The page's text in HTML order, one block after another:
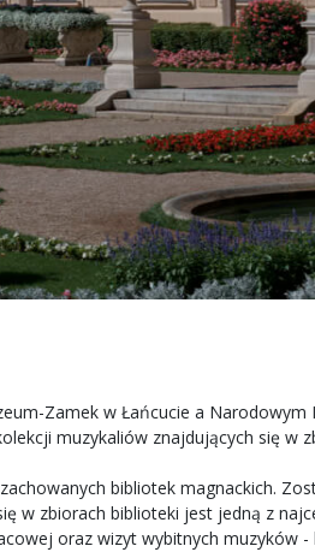
Zamek w Łańcucie a
muzykaliów znajdujących się w
bibliotek magnackich.
w zbiorach biblioteki jest jedną z
oraz wizyt wybitnych